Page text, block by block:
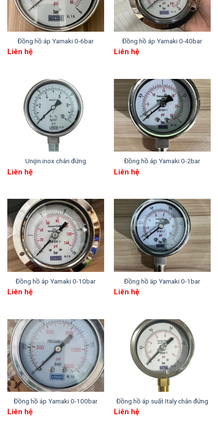
Chân kết
nối
Chân ren sau
Kết nối ren BSPT 1/4″
Có dầu Glycerin/Dầu Silicon
Bảng: Thông số kĩ thuật Unijin inox chân sau
Hình ảnh: Thông số kích cỡ chi tiết Unijin inox chân
sau
3. Ứng dụng Unijin inox chân sau
Điểm mạnh của Unijin inox chân sau
Đồng hồ áp Yamaki 0-6bar
Liên hệ
Đồng hồ áp Yamaki 0-40bar
Liên hệ
Unijin inox chân đứng
Liên hệ
Đồng hồ áp Yamaki 0-2bar
Liên hệ
Đồng hồ áp Yamaki 0-10bar
Liên hệ
Đồng hồ áp Yamaki 0-1bar
Liên hệ
Đồng hồ áp Yamaki 0-100bar
Liên hệ
Đồng hồ áp suất Italy chân đứng
Liên hệ